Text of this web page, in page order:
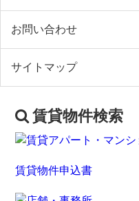
お問い合わせ
サイトマップ
賃貸物件検索
賃貸物件申込書